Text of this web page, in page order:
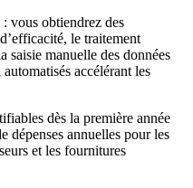
vous obtiendrez des
le traitement
saisie manuelle des données
accélérant les
dès la première année
dépenses annuelles pour les
et les fournitures